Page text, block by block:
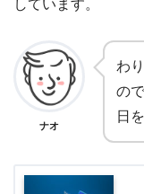
しています。
ナオ
わ
の
日